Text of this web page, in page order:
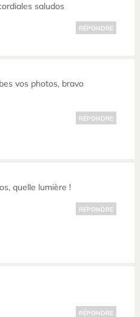
saludos
RÉPONDRE
vos photos, bravo
RÉPONDRE
quelle lumière !
RÉPONDRE
RÉPONDRE